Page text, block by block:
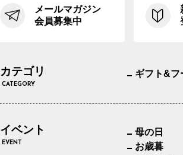
メールマガジン
会員募集中
カテゴリ
CATEGORY
ギフト&フ
イベント
EVENT
母の日
お歳暮